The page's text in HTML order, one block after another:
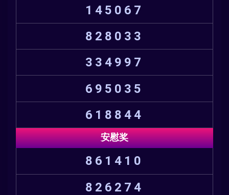
145067
828033
334997
695035
618844
安慰奖
861410
826274